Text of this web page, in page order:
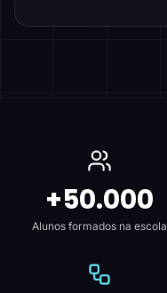
+50.000
Alunos formados na escola